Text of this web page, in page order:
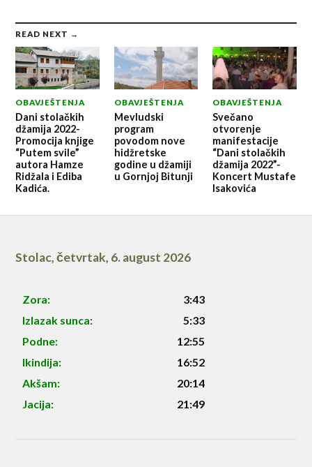
READ NEXT →
OBAVJEŠTENJA
Dani stolačkih
džamija 2022-
Promocija knjige
“Putem svile”
autora Hamze
Ridžala i Ediba
Kadića.
OBAVJEŠTENJA
Mevludski
program
povodom nove
hidžretske
godine u džamiji
u Gornjoj Bitunji
OBAVJEŠTENJA
Svečano
otvorenje
manifestacije
“Dani stolačkih
džamija 2022”-
Koncert Mustafe
Isakovića
Stolac,četvrtak, 6. august 2026
Zora:
3:43
Izlazak sunca:
5:33
Podne:
12:55
Ikindija:
16:52
Akšam:
20:14
Jacija:
21:49